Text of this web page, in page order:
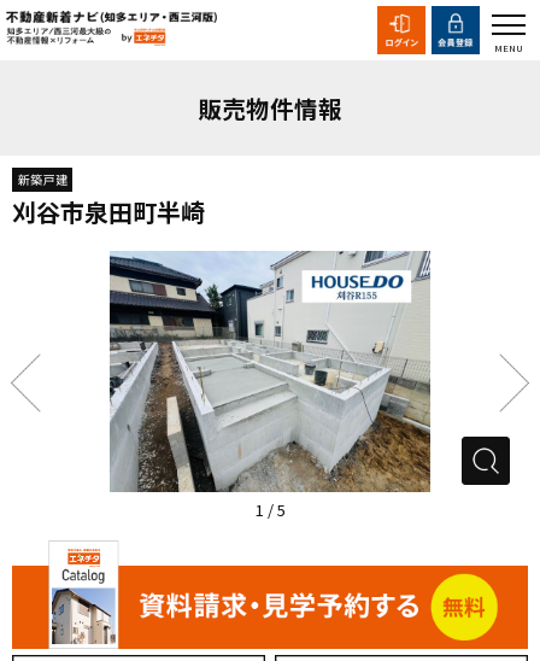
販売物件情報
刈谷市泉田町半崎
1 /5